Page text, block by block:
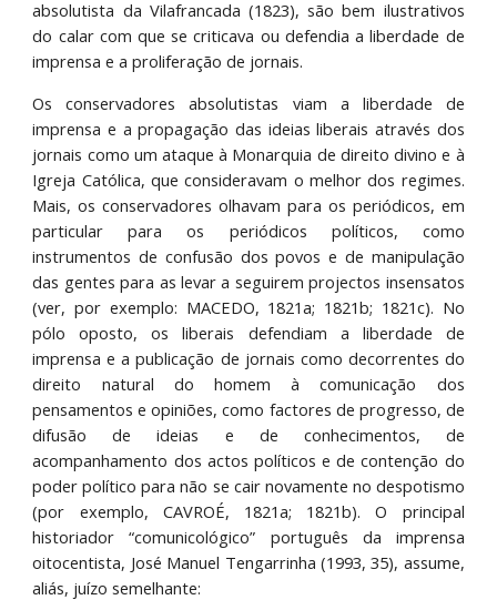
absolutista da Vilafrancada (1823), são bem ilustrativos
do calar com que se criticava ou defendia a liberdade de
imprensa e a proliferação de jornais.
Os conservadores absolutistas viam a liberdade de
imprensa e a propagação das ideias liberais através dos
jornais como um ataque à Monarquia de direito divino e à
Igreja Católica, que consideravam o melhor dos regimes.
Mais, os conservadores olhavam para os periódicos, em
particular para os periódicos políticos, como
instrumentos de confusão dos povos e de manipulação
das gentes para as levar a seguirem projectos insensatos
(ver, por exemplo: MACEDO, 1821a; 1821b; 1821c). No
pólo oposto, os liberais defendiam a liberdade de
imprensa e a publicação de jornais como decorrentes do
direito natural do homem à comunicação dos
pensamentos e opiniões, como factores de progresso, de
difusão de ideias e de conhecimentos, de
acompanhamento dos actos políticos e de contenção do
poder político para não se cair novamente no despotismo
(por exemplo, CAVROÉ, 1821a; 1821b). O principal
historiador “comunicológico” português da imprensa
oitocentista, José Manuel Tengarrinha (1993, 35), assume,
aliás, juízo semelhante: